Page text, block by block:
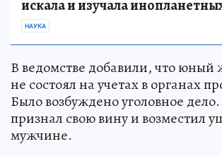
искала и изучала
НАУКА
В ведомстве добавили, что юный
не состоял на учетах в органах
Было возбуждено уголовное
признал свою вину и возместил
мужчине.